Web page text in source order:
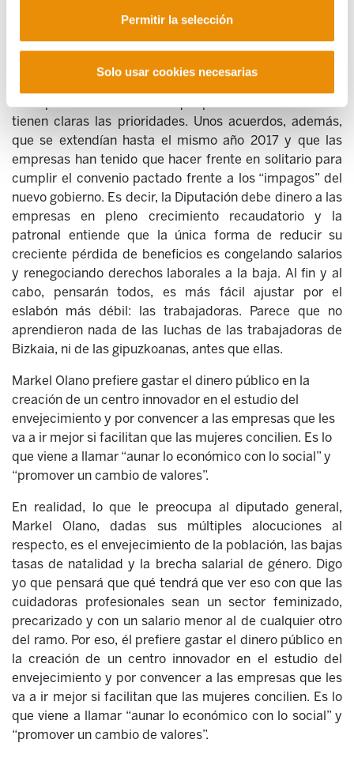
Permitir la selección
Solo usar cookies necesarias
del gasto social en el cuidado de las personas mayores,
como en la reducción de unos beneficios nada
desdeñables que las empresas gestoras venían
tienen claras las prioridades. Unos acuerdos, además,
que se extendían hasta el mismo año 2017 y que las
empresas han tenido que hacer frente en solitario para
cumplir el convenio pactado frente a los “impagos” del
nuevo gobierno. Es decir, la Diputación debe dinero a las
empresas en pleno crecimiento recaudatorio y la
patronal entiende que la única forma de reducir su
creciente pérdida de beneficios es congelando salarios
y renegociando derechos laborales a la baja. Al fin y al
cabo, pensarán todos, es más fácil ajustar por el
eslabón más débil: las trabajadoras. Parece que no
aprendieron nada de las luchas de las trabajadoras de
Bizkaia, ni de las gipuzkoanas, antes que ellas.
Markel Olano prefiere gastar el dinero público en la
creación de un centro innovador en el estudio del
envejecimiento y por convencer a las empresas que les
va a ir mejor si facilitan que las mujeres concilien. Es lo
que viene a llamar “aunar lo económico con lo social” y
“promover un cambio de valores”.
En realidad, lo que le preocupa al diputado general,
Markel Olano, dadas sus múltiples alocuciones al
respecto, es el envejecimiento de la población, las bajas
tasas de natalidad y la brecha salarial de género. Digo
yo que pensará que qué tendrá que ver eso con que las
cuidadoras profesionales sean un sector feminizado,
precarizado y con un salario menor al de cualquier otro
del ramo. Por eso, él prefiere gastar el dinero público en
la creación de un centro innovador en el estudio del
envejecimiento y por convencer a las empresas que les
va a ir mejor si facilitan que las mujeres concilien. Es lo
que viene a llamar “aunar lo económico con lo social” y
“promover un cambio de valores”.